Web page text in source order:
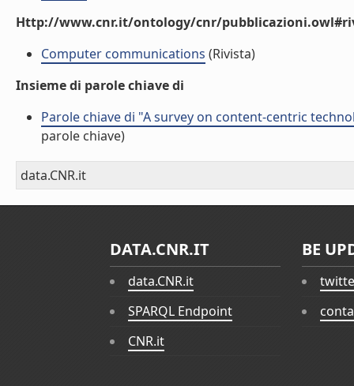
Http://www.cnr.it/ontology/cnr/
Computer communications (Rivista)
Insieme di parole chiave di
Parole chiave di "A survey on content-centric
parole chiave)
data.CNR.it
DATA.CNR.IT
data.CNR.it
SPARQL Endpoint
CNR.it
BE